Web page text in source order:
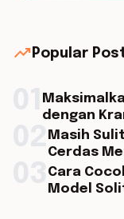
trending_up Popular
dengan
Masih
Cerdas
Cara
Model